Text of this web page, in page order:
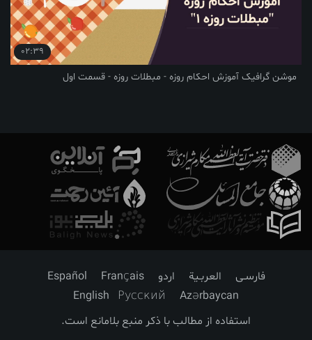
02:39
موشن گرافیک آموزش احکام روزه - مبطلات روزه - قسمت اول
فارسـی العربـیة اردو Français
Español
Azərbaycan
Русский
English
استفاده از مطالب با ذکر منبع بلامانع است.